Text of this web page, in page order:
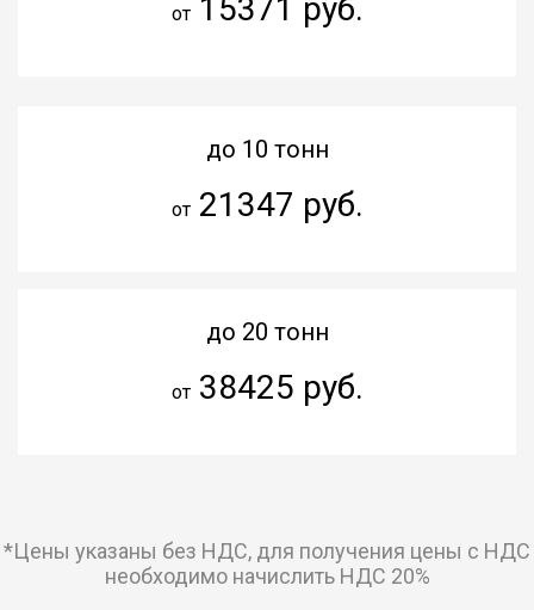
от15371 руб.
до 10 тонн
от21347 руб.
до 20 тонн
от38425 руб.
*Цены указаны без НДС, для получения цены с НДС
необходимо начислить НДС 20%